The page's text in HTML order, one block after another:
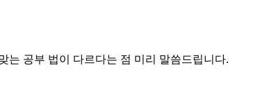
는 공부 법이 다르다는 점 미리 말씀드립니다.